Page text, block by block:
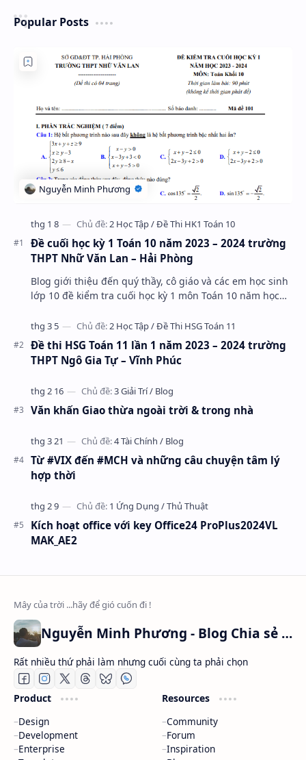
Popular Posts
Đề cuối học kỳ 1 Toán 10 năm 2023 – 2024 trường
THPT Nhữ Văn Lan – Hải Phòng
Blog giới thiệu đến quý thầy, cô giáo và các em học sinh
lớp 10 đề kiểm tra cuối học kỳ 1 môn Toán 10 năm học
Đề thi HSG Toán 11 lần 1 năm 2023 – 2024 trường
THPT Ngô Gia Tự – Vĩnh Phúc
Văn khấn Giao thừa ngoài trời & trong nhà
Từ #VIX đến #MCH và những câu chuyện tâm lý
hợp thời
Kích hoạt office với key Office24 ProPlus2024VL
MAK_AE2
Nguyễn Minh Phương - Blog Chia sẻ Kiến thức Chứng khoán & Tài liệu Toán học
Rất nhiều thứ phải làm nhưng cuối cùng ta phải chọn
Product
Design
Development
Enterprise
Resources
Community
Forum
Inspiration